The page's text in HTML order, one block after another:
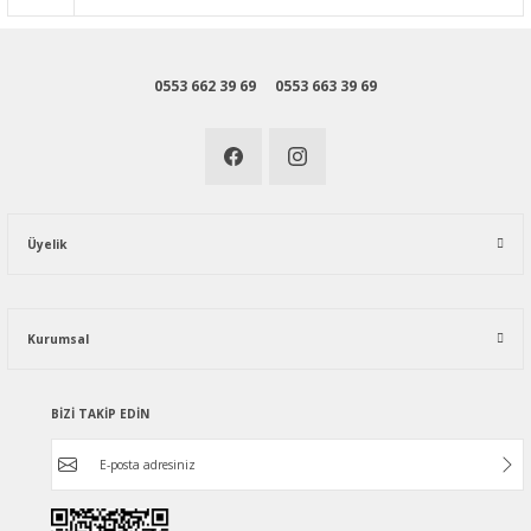
0553 662 39 69 0553 663 39 69
Üyelik
Kurumsal
BİZİ TAKİP EDİN